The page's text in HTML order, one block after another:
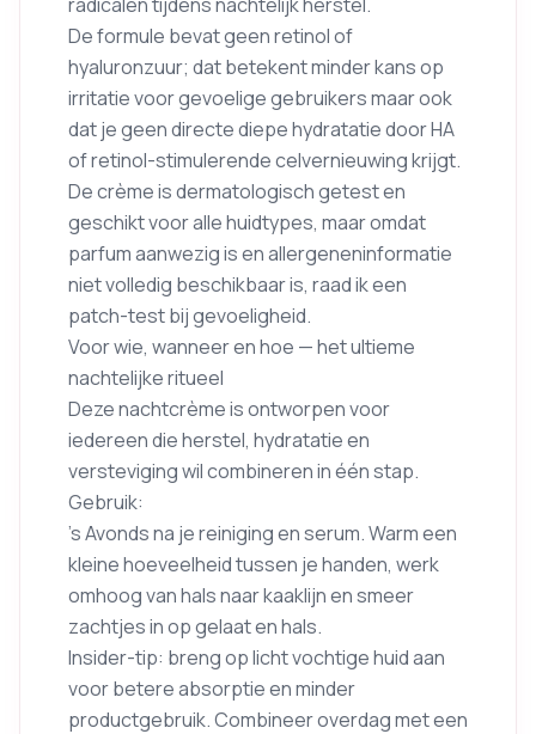
De formule bevat geen retinol of
hyaluronzuur; dat betekent minder kans op
irritatie voor gevoelige gebruikers maar ook
dat je geen directe diepe hydratatie door HA
of retinol-stimulerende celvernieuwing krijgt.
De crème is dermatologisch getest en
geschikt voor alle huidtypes, maar omdat
parfum aanwezig is en allergeneninformatie
niet volledig beschikbaar is, raad ik een
patch-test bij gevoeligheid.
Voor wie, wanneer en hoe — het ultieme
nachtelijke ritueel
Deze nachtcrème is ontworpen voor
iedereen die herstel, hydratatie en
versteviging wil combineren in één stap.
Gebruik:
’s Avonds na je reiniging en serum. Warm een
kleine hoeveelheid tussen je handen, werk
omhoog van hals naar kaaklijn en smeer
zachtjes in op gelaat en hals.
Insider-tip: breng op licht vochtige huid aan
voor betere absorptie en minder
productgebruik. Combineer overdag met een